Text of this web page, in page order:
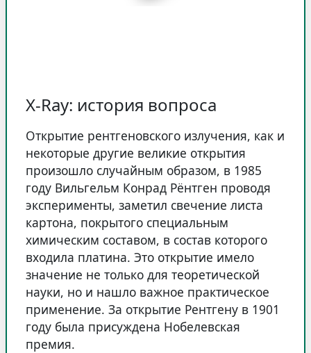
X-Ray: история вопроса
Открытие рентгеновского излучения, как и
некоторые другие великие открытия
произошло случайным образом, в 1985
году Вильгельм Конрад Рёнтген проводя
эксперименты, заметил свечение листа
картона, покрытого специальным
химическим составом, в состав которого
входила платина. Это открытие имело
значение не только для теоретической
науки, но и нашло важное практическое
применение. За открытие Рентгену в 1901
году была присуждена Нобелевская
премия.